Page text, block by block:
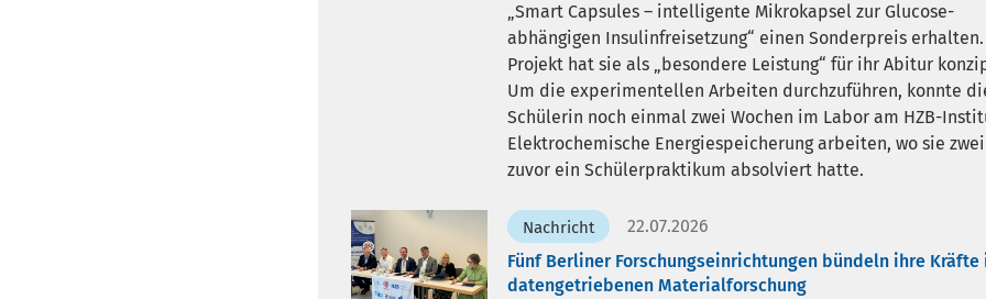
Smart Capsules – intelligente Mikrokapsel zur Glucose-
abhängigen Insulinfreisetzung“ einen Sonderpreis erhalten.
Projekt hat sie als „besondere Leistung“ für ihr Abitur
Um die experimentellen Arbeiten durchzuführen, konnte
Schülerin noch einmal zwei Wochen im Labor am HZB-
Elektrochemische Energiespeicherung arbeiten, wo sie zwei
zuvor ein Schülerpraktikum absolviert hatte.
Nachricht
22.07.2026
Fünf Berliner Forschungseinrichtungen bündeln ihre Kräfte
datengetriebenen Materialforschung